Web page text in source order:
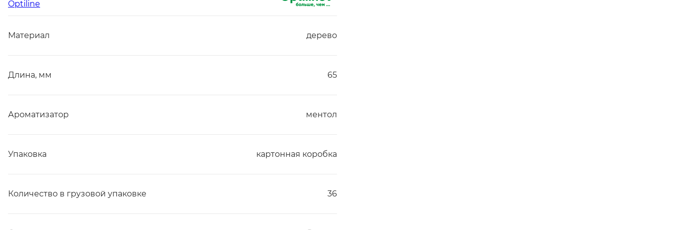
Optiline
Материал дерево
Длина, мм 65
Ароматизатор ментол
Упаковка картонная коробка
Количество в грузовой упаковке 36